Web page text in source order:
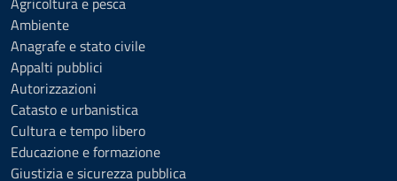
Ambiente
Anagrafe e stato civile
Appalti pubblici
Autorizzazioni
Catasto e urbanistica
Cultura e tempo libero
Educazione e formazione
Giustizia e sicurezza pubblica